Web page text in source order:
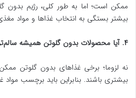
ممکن است؛ اما به طور کلی، رژیم بدون
بیشتر بستگی به انتخاب غذاها و مواد
۴. آیا محصولات بدون گلوتن همیشه سالم‌تر هستند؟
نه لزوما؛ برخی غذاهای بدون گلوتن
بیشتری باشند. بنابراین باید برچسب مواد